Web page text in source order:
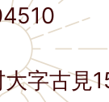
字古見